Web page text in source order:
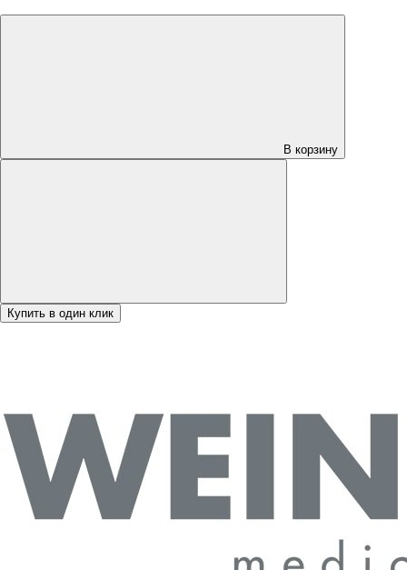
В корзину
Купить в один клик